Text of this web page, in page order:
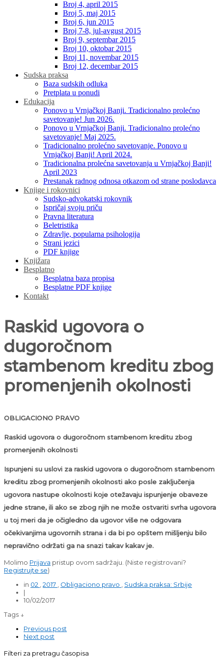
Broj 4, april 2015
Broj 5, maj 2015
Broj 6, jun 2015
Broj 7-8, jul-avgust 2015
Broj 9, septembar 2015
Broj 10, oktobar 2015
Broj 11, novembar 2015
Broj 12, decembar 2015
Sudska praksa
Baza sudskih odluka
Pretplata u ponudi
Edukacija
Ponovo u Vrnjačkoj Banji. Tradicionalno prolećno
savetovanje! Jun 2026.
Ponovo u Vrnjačkoj Banji. Tradicionalno prolećno
savetovanje! Maj 2025.
Tradicionalno prolećno savetovanje. Ponovo u
Vrnjačkoj Banji! April 2024.
Tradicionalna prolećna savetovanja u Vrnjačkoj Banji!
April 2023
Prestanak radnog odnosa otkazom od strane poslodavca
Knjige i rokovnici
Sudsko-advokatski rokovnik
Ispričaj svoju priču
Pravna literatura
Beletristika
Zdravlje, popularna psihologija
Strani jezici
PDF knjige
Knjižara
Besplatno
Besplatna baza propisa
Besplatne PDF knjige
Kontakt
Raskid ugovora o
dugoročnom
stambenom kreditu zbog
promenjenih okolnosti
OBLIGACIONO PRAVO
Raskid ugovora o dugoročnom stambenom kreditu zbog
promenjenih okolnosti
Ispunjeni su uslovi za raskid ugovora o dugoročnom stambenom
kreditu zbog promenjenih okolnosti ako posle zaključenja
ugovora nastupe okolnosti koje otežavaju ispunjenje obaveze
jedne strane, ili ako se zbog njih ne može ostvariti svrha ugovora
u toj meri da je očigledno da ugovor više ne odgovara
očekivanjima ugovornih strana i da bi po opštem mišljenju bilo
nepravično održati ga na snazi takav kakav je.
Molimo Prijava pristup ovom sadržaju. (Niste registrovani?
Registrujte se)
in 02 2017 Obligaciono pravo
Sudska praksa: Srbije
|
10/02/2017
Tags ↓
Previous post
Next post
Filteri za pretragu časopisa